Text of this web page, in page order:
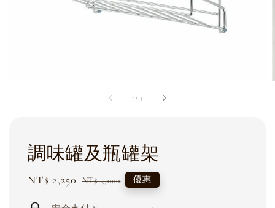
1 / 4
調味罐及瓶罐架
Sale
NT$ 2,250 Regular
NT$ 3,000 優惠